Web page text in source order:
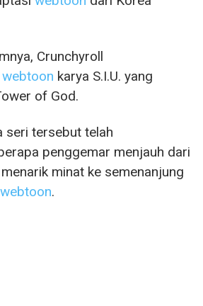
Crunchyroll
webtoon karya S.I.U. yang
of God.
seri tersebut telah
penggemar menjauh dari
minat ke semenanjung
webtoon.